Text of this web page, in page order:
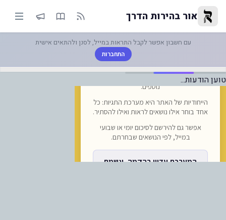
חברת FlyOne המולדובית מוציאה כעת הודעה חריגה בה היא מודיע... | אור בהירות הדרךאור בהירות הדרך
עם חשבון אפשר לקבל התראות במייל, לסנן ולהתאים אישית
התחברות
טוען הודעות...